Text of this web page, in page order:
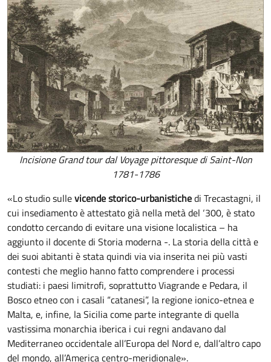
Incisione Grand tour dal Voyage pittoresque di Saint-Non
1781-1786
«Lo studio sullevicende storico-urbanistichedi Trecastagni, il
cui insediamento è attestato già nella metà del ‘300, è stato
condotto cercando di evitare una visione localistica – ha
aggiunto il docente di Storia moderna -. La storia della città e
dei suoi abitanti è stata quindi via via inserita nei più vasti
contesti che meglio hanno fatto comprendere i processi
studiati: i paesi limitrofi, soprattutto Viagrande e Pedara, il
Bosco etneo con i casali “catanesi”, la regione ionico-etnea e
Malta, e, infine, la Sicilia come parte integrante di quella
vastissima monarchia iberica i cui regni andavano dal
Mediterraneo occidentale all’Europa del Nord e, dall’altro capo
del mondo, all’America centro-meridionale».